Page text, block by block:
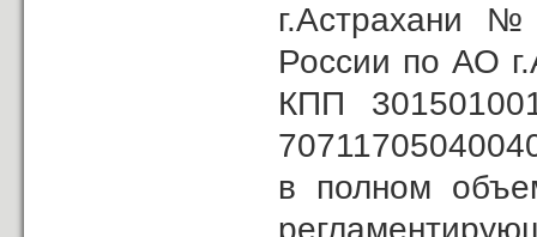
г.Астрахани
России по АО
КПП
в полном